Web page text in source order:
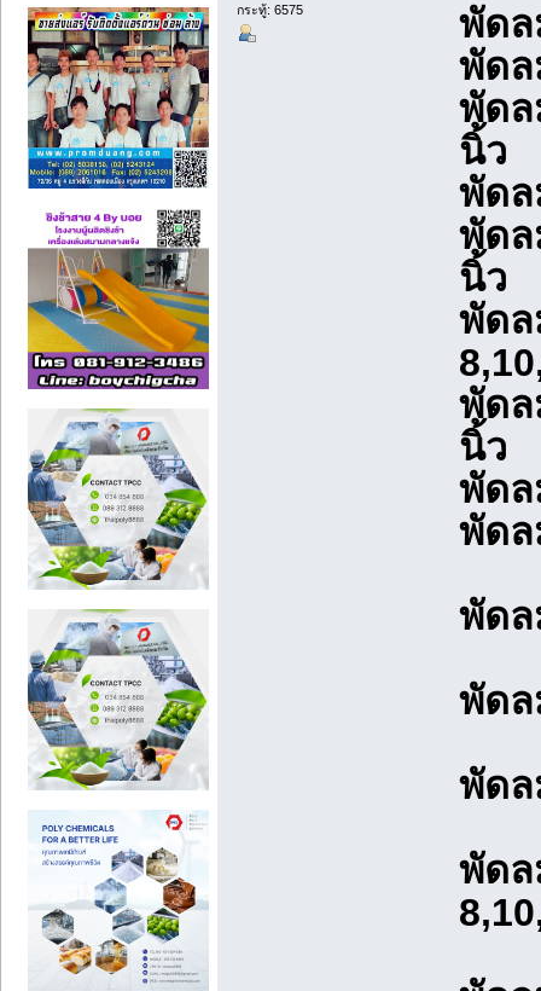
กระทู้: 6575
พัดล
พัดล
พัด
นิ้ว
พัดล
พัดล
นิ้ว
พัดล
พัดล
นิ้ว
พัดล
พัดล
พัดล
พัดล
พัดล
พัดล